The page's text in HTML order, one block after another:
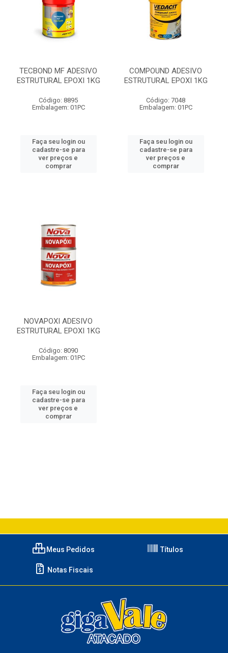
TECBOND MF ADESIVO
ESTRUTURAL EPOXI 1KG
Código: 8895
Embalagem: 01PC
Faça seu login ou
cadastre-se para
ver preços e
comprar
COMPOUND ADESIVO
ESTRUTURAL EPOXI 1KG
Código: 7048
Embalagem: 01PC
Faça seu login ou
cadastre-se para
ver preços e
comprar
NOVAPOXI ADESIVO
ESTRUTURAL EPOXI 1KG
Código: 8090
Embalagem: 01PC
Faça seu login ou
cadastre-se para
ver preços e
comprar
Meus Pedidos Títulos
Notas Fiscais